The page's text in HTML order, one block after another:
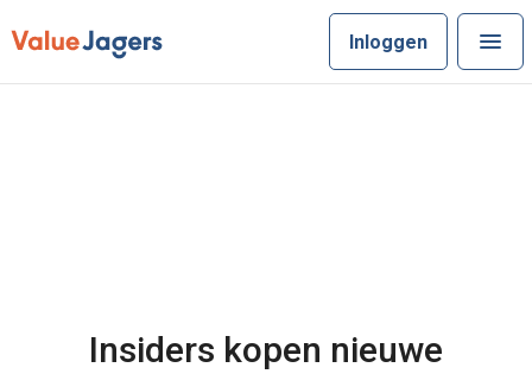
Inloggen
Insiders kopen nieuwe